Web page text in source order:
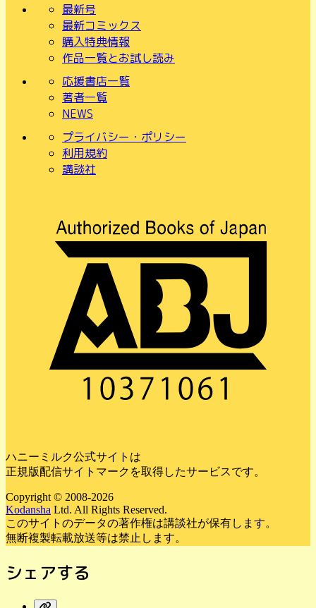
最新号
最新コミックス
購入特典情報
作品一覧とお試し読み
応援書店一覧
著者一覧
NEWS
プライバシー・ポリシー
利用規約
講談社
ハニーミルク公式サイトは
正規版配信サイトマークを取得したサービスです。
Copyright © 2008-2026
Kodansha Ltd. All Rights Reserved.
このサイトのデータの著作権は講談社が保有します。
無断複製転載放送等は禁止します。
シェアする